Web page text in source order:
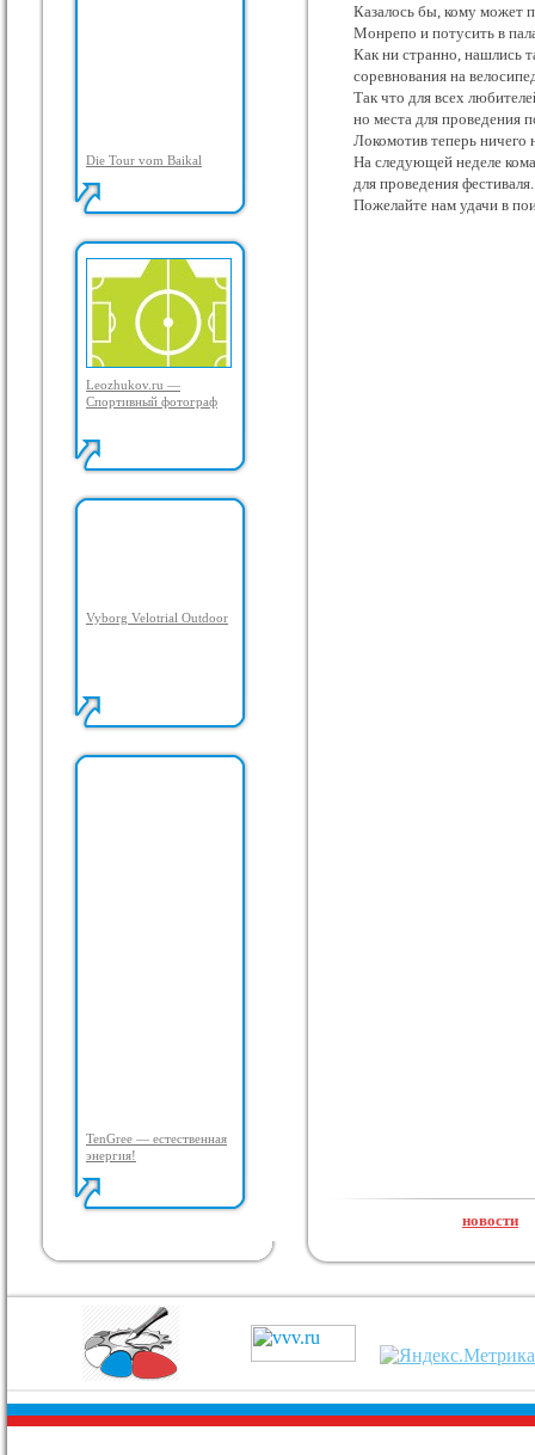
Die Tour vom Baikal
Leozhukov.ru —
Спортивный фотограф
Vyborg Velotrial Outdoor
TenGree — естественная
энергия!
Казалось бы, кому может
Монрепо и потусить в
Как ни странно, нашлись
соревнования на
Так что для всех
но места для проведения
Локомотив теперь ничего
На следующей неделе
для проведения
Пожелайте нам удачи в
новости